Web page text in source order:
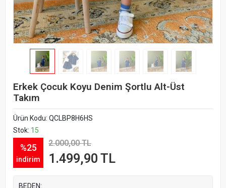
Erkek Çocuk Koyu Denim Şortlu Alt-Üst
Takım
Ürün Kodu: QCLBP8H6HS
Stok: 15
%25
indirim
2.000,00 TL
1.499,90 TL
BEDEN: